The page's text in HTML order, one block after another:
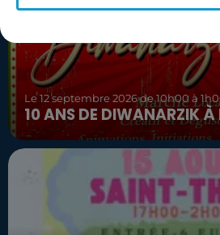
Le 12 septembre 2026 de 10h00 à
10 ANS DE DIWANARZIK À